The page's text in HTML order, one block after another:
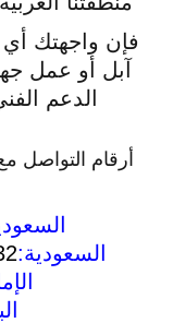
فإن واجهتك
آبل أو عمل
الدعم
أرقام التواصل
السعودية: